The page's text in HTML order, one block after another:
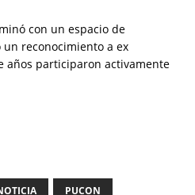
con un espacio de
reconocimiento a ex
años participaron activamente
PUCON